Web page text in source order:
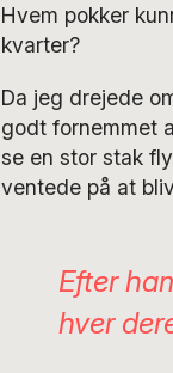
Hvem pokker
kvarter?
Da jeg drejede
godt fornemmet
se en stor stak
ventede på at
Efter
hver